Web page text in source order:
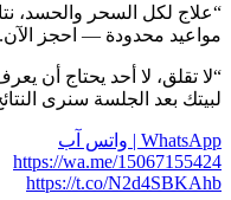
“علاج لكل السحر والحسد،
مواعيد محدودة — احجز
“لا تقلق، لا أحد يحتاج
لبيتك بعد الجلسة سنرى
WhatsApp | واتس آب
https://wa.me/15067155424
https://t.co/N2d4SBKAhb